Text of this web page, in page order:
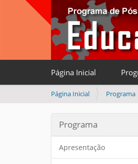
Página Inicial
V
e
t
Página Inicial Programa
Programa
Apresentação